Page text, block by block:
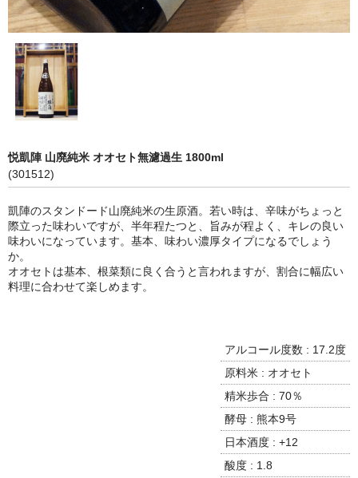
るみ子の酒・英・妙の華 森喜酒造（三重県伊賀市）
大治郎・喜量能 畑酒造（滋賀県東近江市）
秋鹿・奥鹿 秋鹿酒造（大阪府豊能郡能勢町）
竹泉 田治米（兵庫県朝来市）
諏訪泉 諏訪酒造（鳥取県八頭郡智頭町）
✚旭日 旭日酒造（島根県出雲市）
明るい農村 霧島町蒸留所（鹿児島県霧島市）
悦凱陣 山廃純米 オオセト無濾過生 1800ml
(301512)
凱陣のスタンドード山廃純米の生原酒。若い時は、辛味がちょっと
際立った味わいですが、半年程たつと、旨みが程よく、キレの良い
味わいになっています。基本、味わい濃厚タイプになるでしょう
か。
オオセトは基本、根菜類に良く合うと言われますが、割合に幅広い
料理に合わせて楽しめます。
アルコール度数 : 17.2度
原料米 : オオセト
精米歩合 : 70％
酵母 : 熊本9号
日本酒度 : +12
酸度 : 1.8